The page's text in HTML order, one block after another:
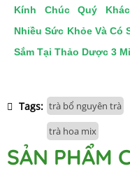
Kính Chúc Quý
Nhiều Sức Khỏe Và Có
Sắm Tại Thảo Dược 3
Tags: trà bổ nguyên trà
trà hoa mix
SẢN PHẨM